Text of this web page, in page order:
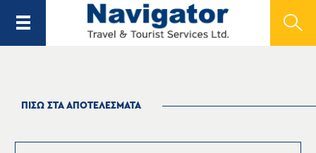
ΠΙΣΩ ΣΤΑ ΑΠΟΤΕΛΕΣΜΑΤΑ